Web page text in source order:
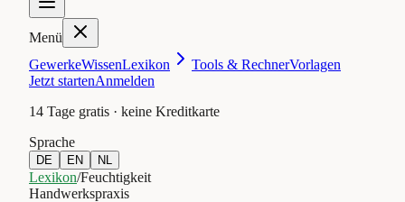
Menü
GewerkeWissenLexikon Tools & RechnerVorlagen
Jetzt startenAnmelden
14 Tage gratis · keine Kreditkarte
Sprache
DE EN NL
Lexikon/Feuchtigkeit
Handwerkspraxis